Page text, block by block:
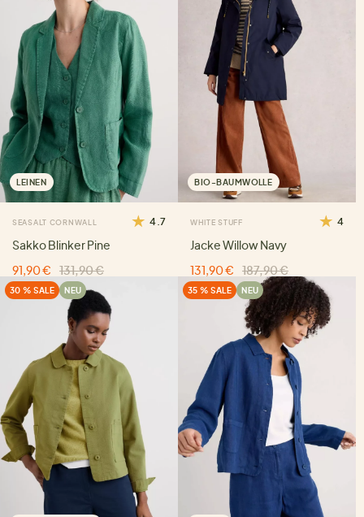
LEINEN
SEASALT CORNWALL 4.7
Sakko Blinker Pine
91,90 €
131,90 €
BIO-BAUMWOLLE
WHITE STUFF 4
Jacke Willow Navy
131,90 €
187,90 €
30 % SALE NEU 35 % SALE NEU